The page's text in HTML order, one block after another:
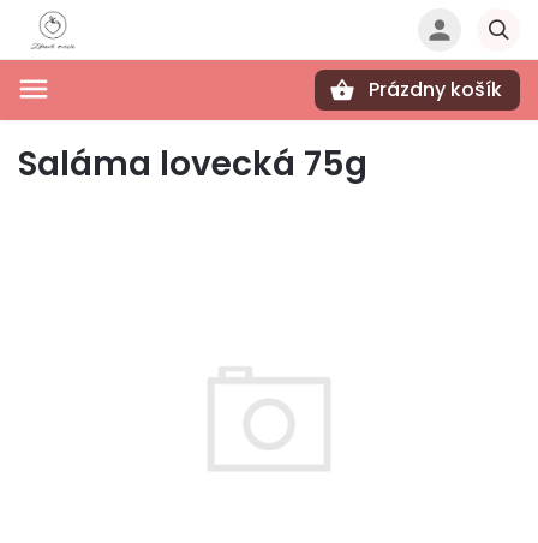
Prázdny košík
Saláma lovecká 75g